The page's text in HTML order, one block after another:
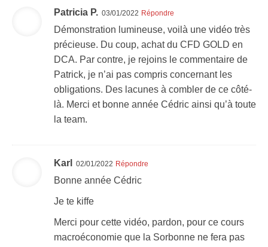
Patricia P. 03/01/2022 Répondre
Démonstration lumineuse, voilà une vidéo très
précieuse. Du coup, achat du CFD GOLD en
DCA. Par contre, je rejoins le commentaire de
Patrick, je n’ai pas compris concernant les
obligations. Des lacunes à combler de ce côté-
là. Merci et bonne année Cédric ainsi qu’à toute
la team.
Karl 02/01/2022 Répondre
Bonne année Cédric
Je te kiffe
Merci pour cette vidéo, pardon, pour ce cours
macroéconomie que la Sorbonne ne fera pas